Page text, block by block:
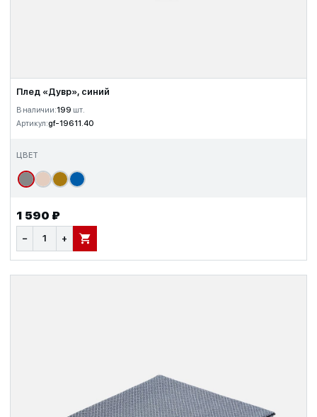
Плед «Дувр», синий
В наличии:199 шт.
Артикул:gf-19611.40
ЦВЕТ
1 590 ₽
− + В КОРЗИНУ